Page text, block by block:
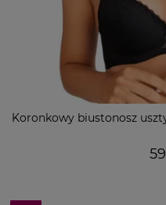
Koronkowy biustonosz